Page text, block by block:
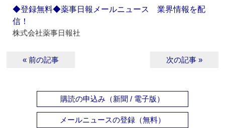
◆登録無料◆薬事日報メールニュース 業界情報を配
信！
株式会社薬事日報社
« 前の記事 次の記事 »
購読の申込み（新聞 / 電子版）
メールニュースの登録（無料）